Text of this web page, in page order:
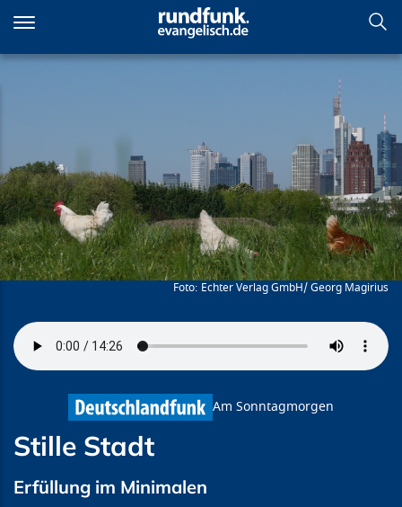
zum
Inhalt
Echter Verlag GmbH/ Georg Magirius
Am Sonntagmorgen
Stille Stadt
Erfüllung im Minimalen